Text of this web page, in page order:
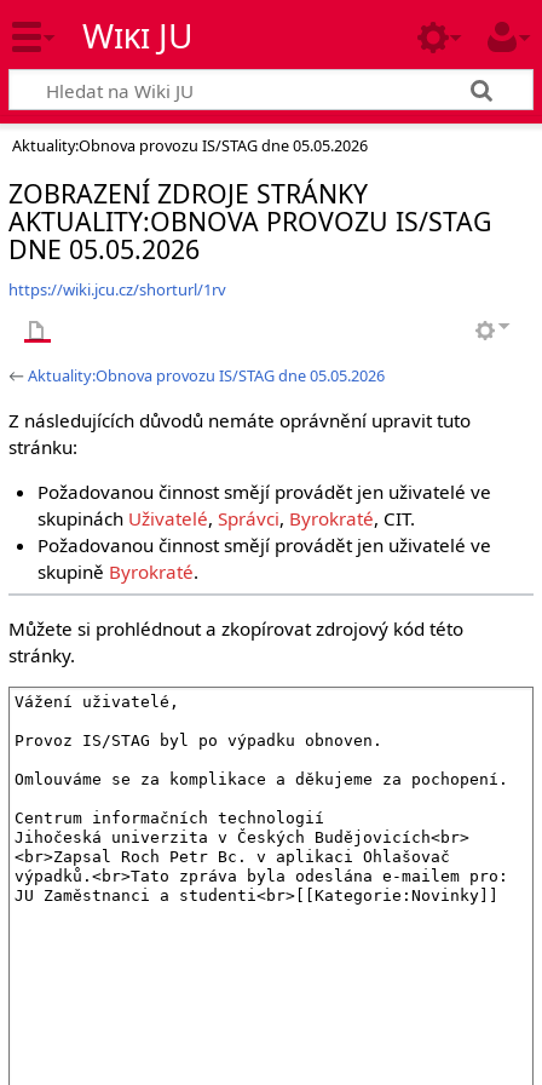
Wiki JU
Aktuality:Obnova provozu IS/STAG dne 05.05.2026
ZOBRAZENÍ ZDROJE STRÁNKY
AKTUALITY:OBNOVA PROVOZU IS/STAG
DNE 05.05.2026
https://wiki.jcu.cz/shorturl/1rv
←Aktuality:Obnova provozu IS/STAG dne 05.05.2026
Z následujících důvodů nemáte oprávnění upravit tuto
stránku:
Požadovanou činnost smějí provádět jen uživatelé ve
skupinách Uživatelé,Správci, Byrokraté, CIT.
Požadovanou činnost smějí provádět jen uživatelé ve
skupině Byrokraté.
Můžete si prohlédnout a zkopírovat zdrojový kód této
stránky.